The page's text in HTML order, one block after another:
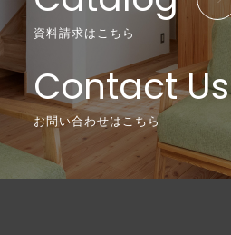
資料請求はこちら
Contact Us
お問い合わせはこちら